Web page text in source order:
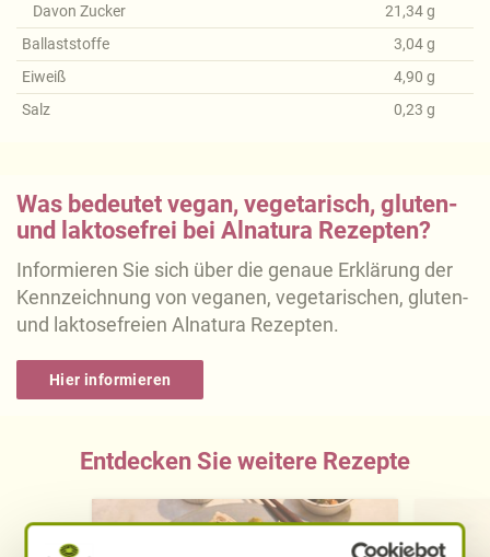
Davon Zucker
Ballaststoffe
Eiweiß
Salz
21,34g
3,04g
4,90 g
0,23 g
Was bedeutet vegan, vegetarisch, gluten-
und laktosefrei bei Alnatura Rezepten?
Informieren Sie sich über die genaue Erklärung der
Kennzeichnung von veganen, vegetarischen, gluten-
und laktosefreien Alnatura Rezepten.
Hier informieren
Entdecken Sie weitere Rezepte